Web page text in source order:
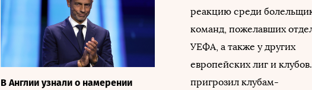
В Англии узнали о намерении
реакцию среди
команд, пожелавших
УЕФА, а также у других
европейских лиг и
пригрозил клубам-